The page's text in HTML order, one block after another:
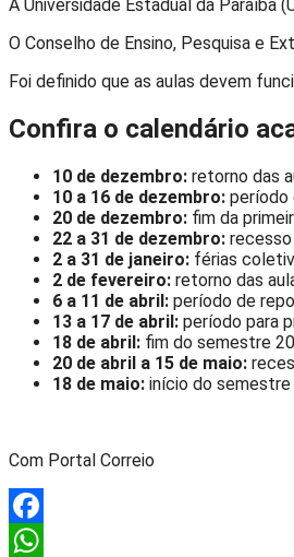
A Universidade Estadual da Paraíba
O Conselho de Ensino, Pesquisa e
Foi definido que as aulas devem
Confira o calendário
10 de dezembro: retorno das
10 a 16 de dezembro: período
20 de dezembro: fim da
22 a 31 de dezembro:
2 a 31 de janeiro: férias
2 de fevereiro: retorno das
6 a 11 de abril: período de
13 a 17 de abril: período para
18 de abril: fim do semestre
20 de abril a 15 de maio:
18 de maio: início do semestre
Com Portal Correio
Facebook